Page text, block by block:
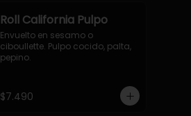
Roll California Pulpo
Envuelto en sesamo o
ciboullette. Pulpo cocido, palta,
pepino.
$7.490